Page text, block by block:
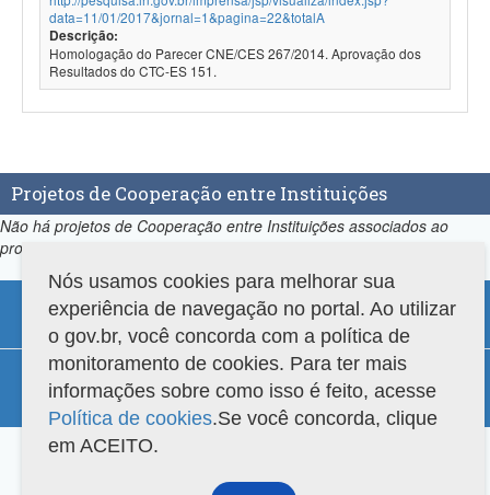
data=11/01/2017&jornal=1&pagina=22&totalA
Descrição:
Homologação do Parecer CNE/CES 267/2014. Aprovação dos
Resultados do CTC-ES 151.
Projetos de Cooperação entre Instituições
Não há projetos de Cooperação entre Instituições associados ao
programa.
Compatibilidade
Versão do sistema: 3.88.9 Copyright 2022 Capes. Todos os direitos reservados.
Nós usamos cookies para melhorar sua
experiência de navegação no portal. Ao utilizar
o gov.br, você concorda com a política de
monitoramento de cookies. Para ter mais
informações sobre como isso é feito, acesse
Política de cookies.Se você concorda, clique
em ACEITO.